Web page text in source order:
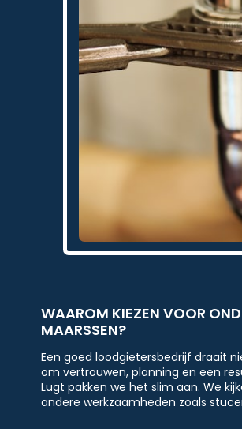
WAAROM KIEZEN VOOR
MAARSSEN?
Een goed loodgietersbedrijf draait
om vertrouwen, planning en een
Lugt pakken we het slim aan. We
andere werkzaamheden zoals